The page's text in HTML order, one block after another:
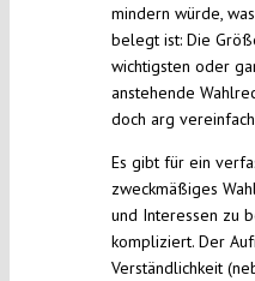
mindern würde,
belegt ist: Die
wichtigsten oder
anstehende
doch arg
Es gibt für ein
zweckmäßiges
und Interessen zu
kompliziert. Der
Verständlichkeit